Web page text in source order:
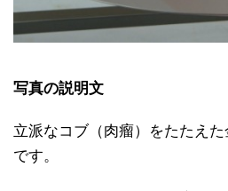
写真の説明文
立派なコブ（肉瘤）をたたえ
です。